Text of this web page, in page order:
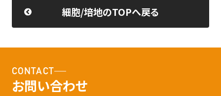
細胞/培地のTOPへ戻る
CONTACT
お問い合わせ